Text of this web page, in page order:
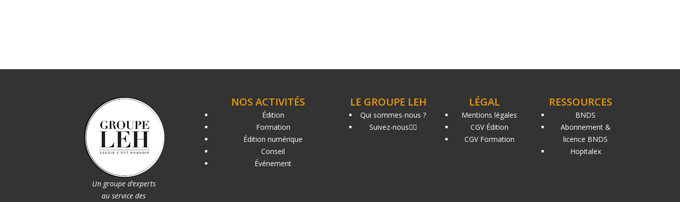
Un groupe d’experts
au service des
NOS ACTIVITÉS
Édition
Formation
Édition numérique
Conseil
Événement
LE GROUPE LEH
Qui sommes-nous ?
Suivez-nous
LÉGAL
Mentions légales
CGV Édition
CGV Formation
RESSOURCES
BNDS
Abonnement &
licence BNDS
Hopitalex